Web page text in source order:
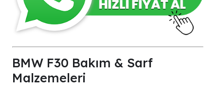
BMW F30 Bakım & Sarf
Malzemeleri